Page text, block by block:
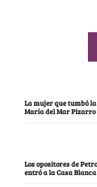
La mujer que tumbó
María del Mar Pizarro
Los opositores de
entró a la Casa Blanca